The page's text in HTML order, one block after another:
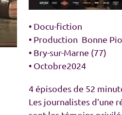
• Docu-fiction
• Production Bonne
• Bry-sur-Marne (77)
• Octobre2024
4 épisodes de 52
Les journalistes d’une